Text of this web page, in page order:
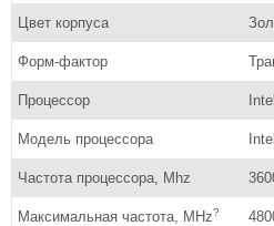
Цвет корпуса
Форм-фактор
Процессор
Модель процессора
Частота процессора, Mhz
Максимальная частота, MHz?